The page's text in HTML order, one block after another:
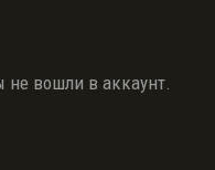
вошли в аккаунт.